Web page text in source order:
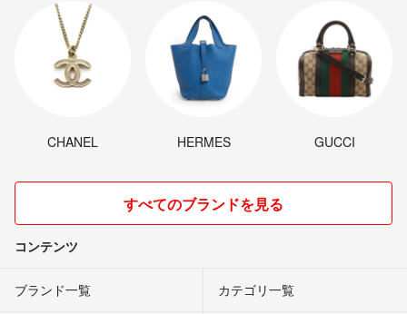
CHANEL HERMES GUCCI
すべてのブランドを見る
コンテンツ
ブランド一覧 カテゴリ一覧